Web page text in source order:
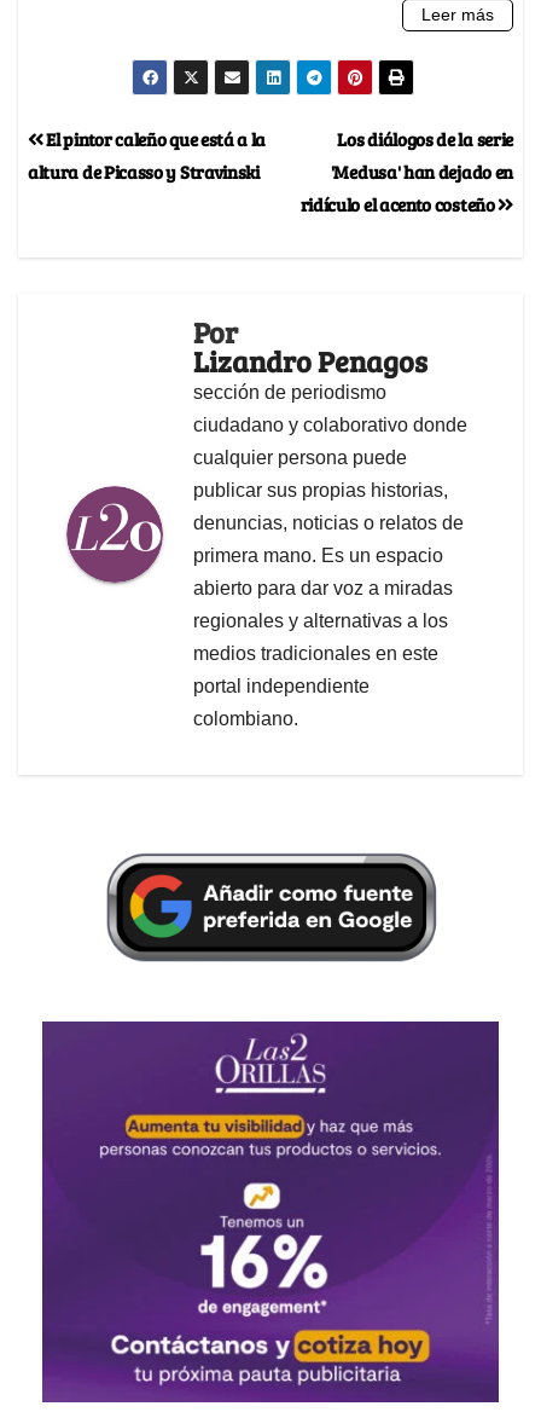
Los diálogos de la serie
'Medusa' han dejado en
ridículo el acento costeño
El pintor caleño que está a la
altura de Picasso y Stravinski
Por
Lizandro Penagos
sección de periodismo
ciudadano y colaborativo donde
cualquier persona puede
publicar sus propias historias,
denuncias, noticias o relatos de
primera mano. Es un espacio
abierto para dar voz a miradas
regionales y alternativas a los
medios tradicionales en este
portal independiente
colombiano.